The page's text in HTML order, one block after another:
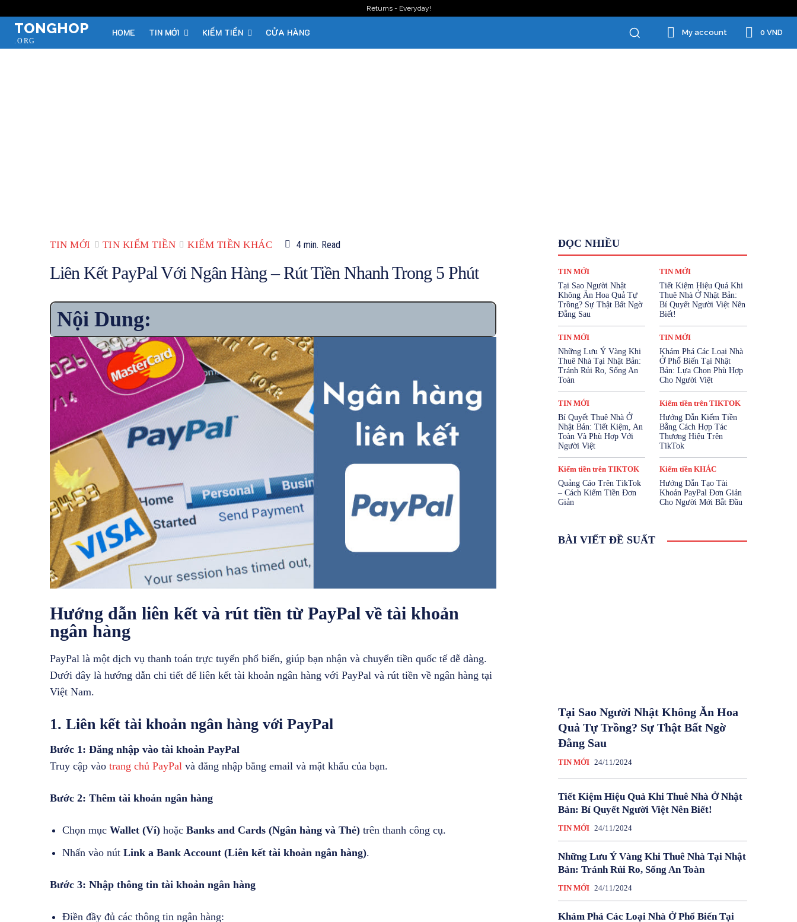
Returns - Everyday!
TONGHOP
.ORG
HOME TIN MỚI KIẾM TIỀN CỬA HÀNG My account 0 VND
TIN MỚI TIN KIẾM TIỀN KIẾM TIỀN KHÁC 4 min. Read
Liên Kết PayPal Với Ngân Hàng – Rút Tiền Nhanh Trong 5 Phút
Nội Dung:
Hướng dẫn liên kết và rút tiền từ PayPal về tài khoản
ngân hàng
PayPal là một dịch vụ thanh toán trực tuyến phổ biến, giúp bạn nhận và chuyển tiền quốc tế dễ dàng.
Dưới đây là hướng dẫn chi tiết để liên kết tài khoản ngân hàng với PayPal và rút tiền về ngân hàng tại
Việt Nam.
1. Liên kết tài khoản ngân hàng với PayPal
Bước 1: Đăng nhập vào tài khoản PayPal
Truy cập vào trang chủ PayPal và đăng nhập bằng email và mật khẩu của bạn.
Bước 2: Thêm tài khoản ngân hàng
Chọn mục Wallet (Ví) hoặc Banks and Cards (Ngân hàng và Thẻ) trên thanh công cụ.
Nhấn vào nút Link a Bank Account (Liên kết tài khoản ngân hàng).
Bước 3: Nhập thông tin tài khoản ngân hàng
Điền đầy đủ các thông tin ngân hàng:
ĐỌC NHIỀUChăm Sóc Cá Nhân
Kiếm tiền trên FACEBOOK
Kiếm tiền trên TIKTOK
Kiếm tiền trên YOUTUBE
Mở Tài Khoản Ngân Hàng
Mua Bảo Hiểm Online
Sản Phẩm Cho Trẻ Em
Tài Chính & Bảo Hiểm
TĂNG CƯỜNG SINH LÝ
Thiết Bị Điện Tử
Thời Trang
Thực Phẩm & Đồ Uống
Vay Tiền Online
Vay Tín Chấp
Nhiều hơn
TIN MỚI
Tại Sao Người Nhật
Không Ăn Hoa Quả Tự
Trồng? Sự Thật Bất Ngờ
Đằng Sau
TIN MỚI
Tiết Kiệm Hiệu Quả Khi
Thuê Nhà Ở Nhật Bản:
Bí Quyết Người Việt Nên
Biết!
TIN MỚI
Những Lưu Ý Vàng Khi
Thuê Nhà Tại Nhật Bản:
Tránh Rủi Ro, Sống An
Toàn
TIN MỚI
Khám Phá Các Loại Nhà
Ở Phổ Biến Tại Nhật
Bản: Lựa Chọn Phù Hợp
Cho Người Việt
TIN MỚI
Bí Quyết Thuê Nhà Ở
Nhật Bản: Tiết Kiệm, An
Toàn Và Phù Hợp Với
Người Việt
Kiếm tiền trên TIKTOK
Hướng Dẫn Kiếm Tiền
Bằng Cách Hợp Tác
Thương Hiệu Trên
TikTok
Kiếm tiền trên TIKTOK
Quảng Cáo Trên TikTok
– Cách Kiếm Tiền Đơn
Giản
Kiếm tiền KHÁC
Hướng Dẫn Tạo Tài
Khoản PayPal Đơn Giản
Cho Người Mới Bắt Đầu
BÀI VIẾT ĐỀ SUẤT
Tại Sao Người Nhật Không Ăn Hoa
Quả Tự Trồng? Sự Thật Bất Ngờ
Đằng Sau
TIN MỚI 24/11/2024
Tiết Kiệm Hiệu Quả Khi Thuê Nhà Ở Nhật
Bản: Bí Quyết Người Việt Nên Biết!
TIN MỚI 24/11/2024
Những Lưu Ý Vàng Khi Thuê Nhà Tại Nhật
Bản: Tránh Rủi Ro, Sống An Toàn
TIN MỚI 24/11/2024
Khám Phá Các Loại Nhà Ở Phổ Biến Tại